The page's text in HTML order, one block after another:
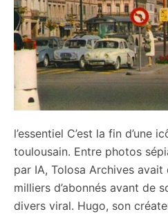
l’essentiel C’est la fin d’une
toulousain. Entre photos
par IA, Tolosa Archives
milliers d’abonnés avant de
divers viral. Hugo, son